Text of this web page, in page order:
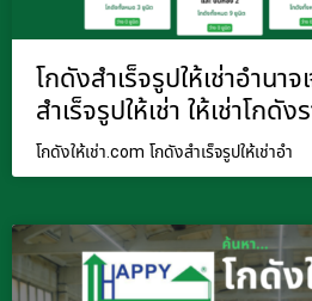
โกดังสำเร็จรูปให้เช่าอำนา
สำเร็จรูปให้เช่า ให้เช่าโกดั
โกดังให้เช่า.com โกดังสำเร็จรูปให้เช่าอำ